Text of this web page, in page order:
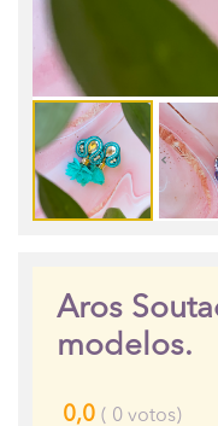
Aros
modelos.
0,0 ( 0 votos)